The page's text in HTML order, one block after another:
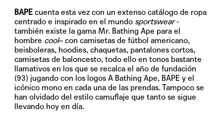
BAPE cuenta esta vez con un extenso catálogo de ropa
centrado e inspirado en el mundo sportswear-
también existe la gama Mr. Bathing Ape para el
hombre cool– con camisetas de fútbol americano,
beisboleras, hoodies, chaquetas, pantalones cortos,
camisetas de baloncesto, todo ello en tonos bastante
llamativos en los que se recalca el año de fundación
(93) jugando con los logosA Bathing Ape, BAPE y el
icónico mono en cada una de las prendas. Tampoco se
han olvidado del estilo camuflaje que tanto se sigue
llevando hoy en día.